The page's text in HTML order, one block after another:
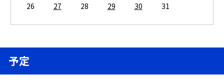
26
27 28 29 30 31
予定